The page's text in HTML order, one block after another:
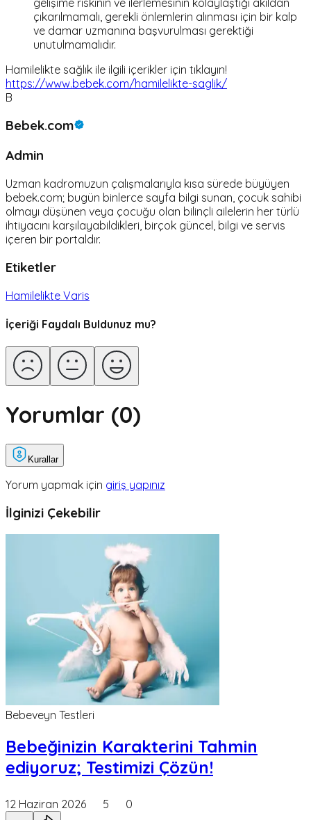
çıkarılmamalı, gerekli önlemlerin alınması için bir kalp
ve damar uzmanına başvurulması gerektiği
unutulmamalıdır.
Hamilelikte sağlık ile ilgili içerikler için tıklayın!
https://www.bebek.com/hamilelikte-saglik/
B
Bebek.com
Admin
Uzman kadromuzun çalışmalarıyla kısa sürede büyüyen
bebek.com; bugün binlerce sayfa bilgi sunan, çocuk sahibi
olmayı düşünen veya çocuğu olan bilinçli ailelerin her türlü
ihtiyacını karşılayabildikleri, birçok güncel, bilgi ve servis
içeren bir portaldır.
Etiketler
Hamilelikte Varis
İçeriği Faydalı Buldunuz mu?
Yorumlar (0)
Kurallar
Yorum yapmak için giriş yapınız
İlginizi Çekebilir
Bebeveyn Testleri
Bebeğinizin Karakterini Tahmin
ediyoruz; Testimizi Çözün!
12 Haziran 2026 5 0